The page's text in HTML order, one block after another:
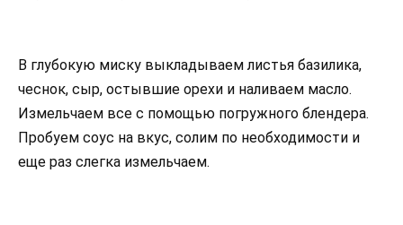
В глубокую миску выкладываем листья базилика,
чеснок, сыр, остывшие орехи и наливаем масло.
Измельчаем все с помощью погружного блендера.
Пробуем соус на вкус, солим по необходимости и
еще раз слегка измельчаем.